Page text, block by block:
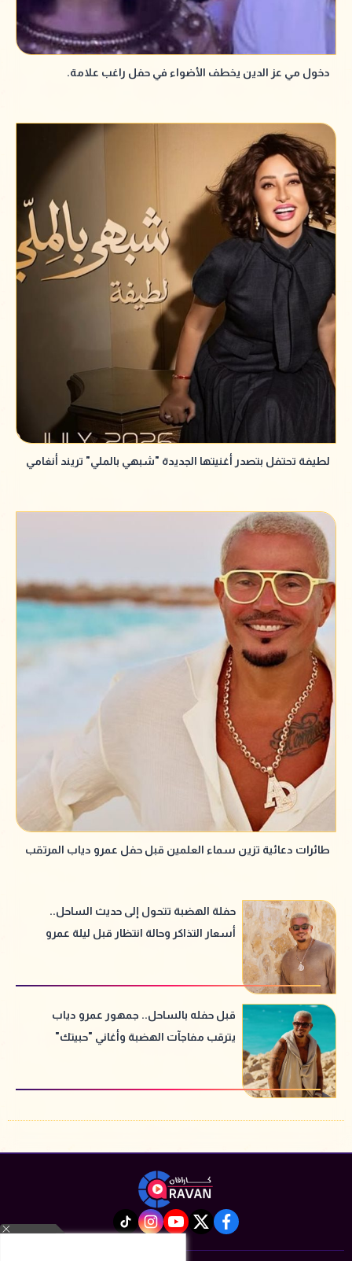
دخول مي عز الدين يخطف الأضواء في حفل راغب علامة.
لطيفة تحتفل بتصدر أغنيتها الجديدة "شبهي بالملي" تريند أنغامي
طائرات دعائية تزين سماء العلمين قبل حفل عمرو دياب المرتقب
حفلة الهضبة تتحول إلى حديث الساحل..
أسعار التذاكر وحالة انتظار قبل ليلة عمرو
قبل حفله بالساحل.. جمهور عمرو دياب
يترقب مفاجآت الهضبة وأغاني "حبيتك"
facebook
twitter
youtube
instagram
tiktok